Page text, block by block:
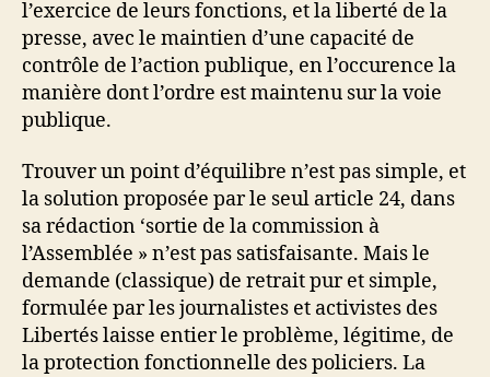
l’exercice de leurs fonctions, et la liberté de la
presse, avec le maintien d’une capacité de
contrôle de l’action publique, en l’occurence la
manière dont l’ordre est maintenu sur la voie
publique.
Trouver un point d’équilibre n’est pas simple, et
la solution proposée par le seul article 24, dans
sa rédaction ‘sortie de la commission à
l’Assemblée » n’est pas satisfaisante. Mais le
demande (classique) de retrait pur et simple,
formulée par les journalistes et activistes des
Libertés laisse entier le problème, légitime, de
la protection fonctionnelle des policiers. La